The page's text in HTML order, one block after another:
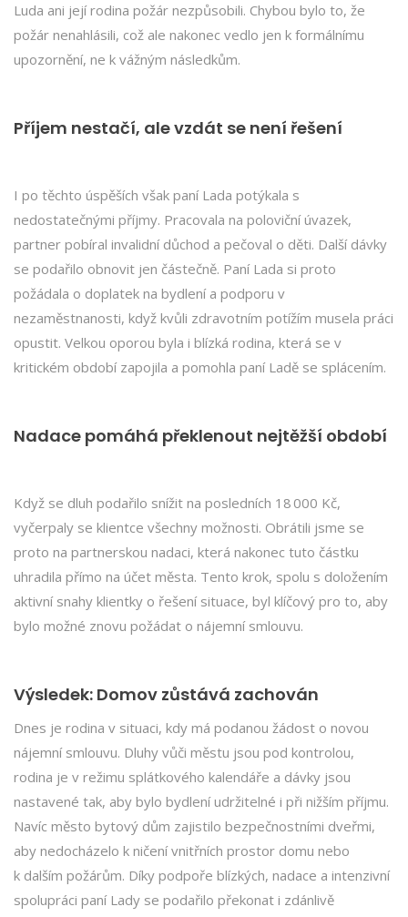
Luda ani její rodina požár nezpůsobili. Chybou bylo to, že
požár nenahlásili, což ale nakonec vedlo jen k formálnímu
upozornění, ne k vážným následkům.
Příjem nestačí, ale vzdát se není řešení
I po těchto úspěších však paní Lada potýkala s
nedostatečnými příjmy. Pracovala na poloviční úvazek,
partner pobíral invalidní důchod a pečoval o děti. Další dávky
se podařilo obnovit jen částečně. Paní Lada si proto
požádala o doplatek na bydlení a podporu v
nezaměstnanosti, když kvůli zdravotním potížím musela práci
opustit. Velkou oporou byla i blízká rodina, která se v
kritickém období zapojila a pomohla paní Ladě se splácením.
Nadace pomáhá překlenout nejtěžší období
Když se dluh podařilo snížit na posledních 18 000 Kč,
vyčerpaly se klientce všechny možnosti. Obrátili jsme se
proto na partnerskou nadaci, která nakonec tuto částku
uhradila přímo na účet města. Tento krok, spolu s doložením
aktivní snahy klientky o řešení situace, byl klíčový pro to, aby
bylo možné znovu požádat o nájemní smlouvu.
Výsledek: Domov zůstává zachován
Dnes je rodina v situaci, kdy má podanou žádost o novou
nájemní smlouvu. Dluhy vůči městu jsou pod kontrolou,
rodina je v režimu splátkového kalendáře a dávky jsou
nastavené tak, aby bylo bydlení udržitelné i při nižším příjmu.
Navíc město bytový dům zajistilo bezpečnostními dveřmi,
aby nedocházelo k ničení vnitřních prostor domu nebo
k dalším požárům. Díky podpoře blízkých, nadace a intenzivní
spolupráci paní Lady se podařilo překonat i zdánlivě